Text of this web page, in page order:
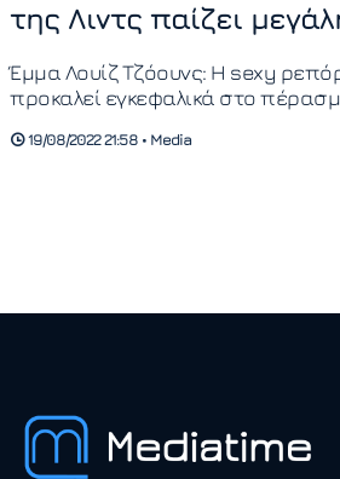
της Λιντς παίζει
Έμμα Λουίζ Τζόουνς: Η sexy
προκαλεί εγκεφαλικά στο
19/08/2022 21:58 • Media